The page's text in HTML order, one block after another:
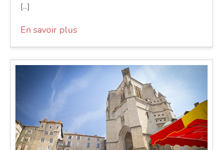
[...]
En savoir plus